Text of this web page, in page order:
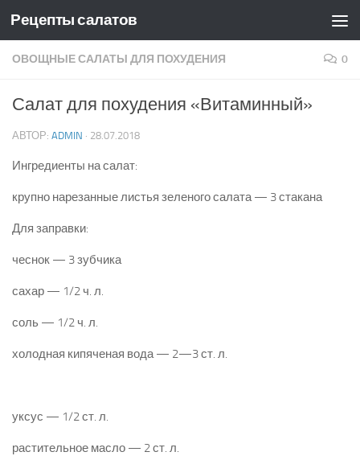
Skip to content
Рецепты салатов
ОВОЩНЫЕ САЛАТЫ ДЛЯ ПОХУДЕНИЯ 0
Салат для похудения «Витаминный»
АВТОР: ADMIN · 28.07.2018
Ингредиенты на салат:
крупно нарезанные листья зеленого салата — 3 стакана
Для заправки:
чеснок — 3 зубчика
сахар — 1/2 ч. л.
соль — 1/2 ч. л.
холодная кипяченая вода — 2—3 ст. л.
уксус — 1/2 ст. л.
растительное масло — 2 ст. л.